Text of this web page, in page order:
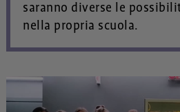
saranno diverse le
nella propria scuola.